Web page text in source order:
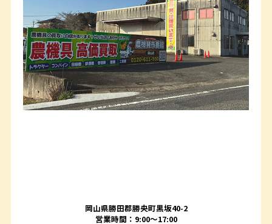
岡山県勝田郡勝央町黒坂40-2
営業時間：9:00～17:00